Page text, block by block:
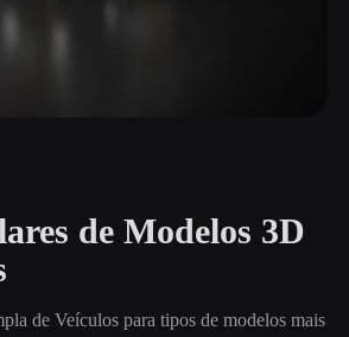
de Modelos 3D
de Veículos para tipos de modelos mais